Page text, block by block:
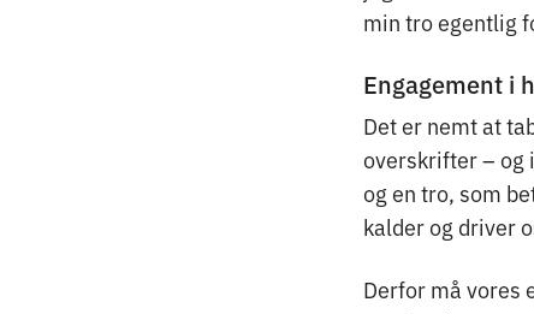
min tro egentlig
Engagement i
Det er nemt at
overskrifter – og
og en tro, som
kalder og driver
Derfor må vores